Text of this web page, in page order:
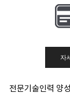
자
전문기술인력 양